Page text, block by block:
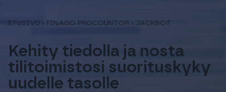
Kampus
Hinnasto
ETUSIVU › FINAGO PROCOUNTOR › JACKBOT
Kehity tiedolla ja nosta
tilitoimistosi suorituskyky
uudelle tasolle